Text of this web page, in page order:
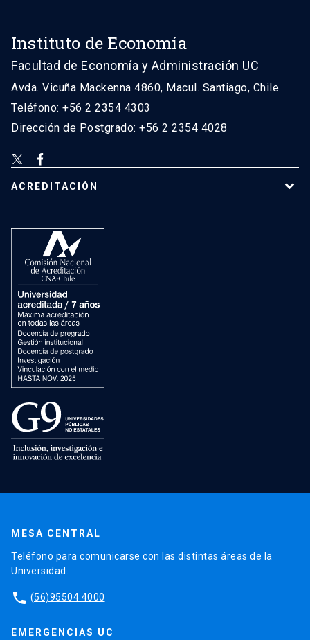
Instituto de Economía
Facultad de Economía y Administración UC
Avda. Vicuña Mackenna 4860, Macul. Santiago, Chile
Teléfono: +56 2 2354 4303
Dirección de Postgrado: +56 2 2354 4028
ACREDITACIÓN
MESA CENTRAL
Teléfono para comunicarse con las distintas áreas de la
Universidad.
phone (56)95504 4000
EMERGENCIAS UC